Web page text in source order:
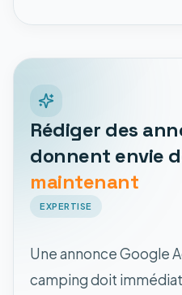
Rédiger des
donnent envie
maintenant
EXPERTISE
Une annonce Google
camping doit